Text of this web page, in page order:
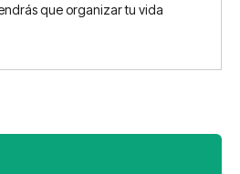
que organizar tu vida